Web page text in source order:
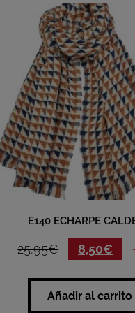
E140 ECHARPE
25,95€ 8,50€
Añadir al carrito